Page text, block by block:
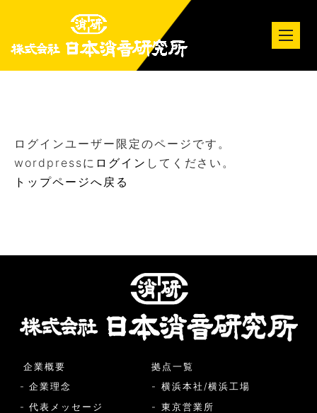
ログインユーザー限定のページです。
wordpressに ログイン してください。
トップページへ戻る
企業概要
- 企業理念
- 代表メッセージ
拠点一覧
- 横浜本社/横浜工場
- 東京営業所